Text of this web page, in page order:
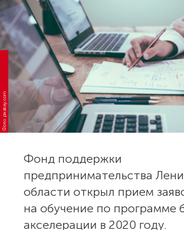
Фото: pixabay.com
Фонд поддержки
предпринимательства
области открыл прием
на обучение по программе
акселерации в 2020 году.